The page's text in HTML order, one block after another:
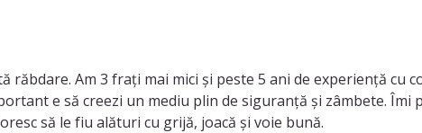
Am 3 frați mai mici și peste 5 ani de experiență cu
e să creezi un mediu plin de siguranță și zâmbete. Îmi
să le fiu alături cu grijă, joacă și voie bună.